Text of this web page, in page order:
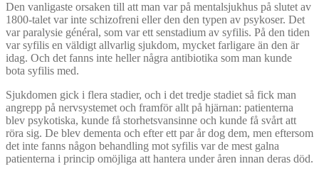
Den vanligaste orsaken till att man var på mentalsjukhus på slutet av
1800-talet var inte schizofreni eller den den typen av psykoser. Det
var paralysie général, som var ett senstadium av syfilis. På den tiden
var syfilis en väldigt allvarlig sjukdom, mycket farligare än den är
idag. Och det fanns inte heller några antibiotika som man kunde
bota syfilis med.
Sjukdomen gick i flera stadier, och i det tredje stadiet så fick man
angrepp på nervsystemet och framför allt på hjärnan: patienterna
blev psykotiska, kunde få storhetsvansinne och kunde få svårt att
röra sig. De blev dementa och efter ett par år dog dem, men eftersom
det inte fanns någon behandling mot syfilis var de mest galna
patienterna i princip omöjliga att hantera under åren innan deras död.